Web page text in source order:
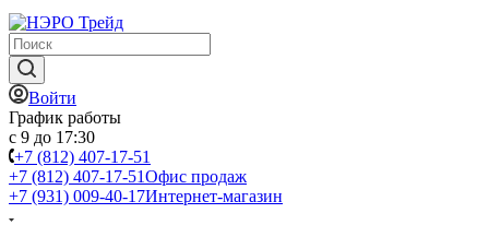
Войти
График работы
с 9 до 17:30
+7 (812) 407-17-51
+7 (812) 407-17-51Офис продаж
+7 (931) 009-40-17Интернет-магазин